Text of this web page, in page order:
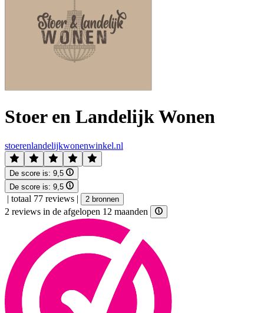
Stoer en Landelijk Wonen
stoerenlandelijkwonenwinkel.nl
De score is: 9,5
De score is: 9,5
| totaal 77 reviews | 2 bronnen
2 reviews in de afgelopen 12 maanden